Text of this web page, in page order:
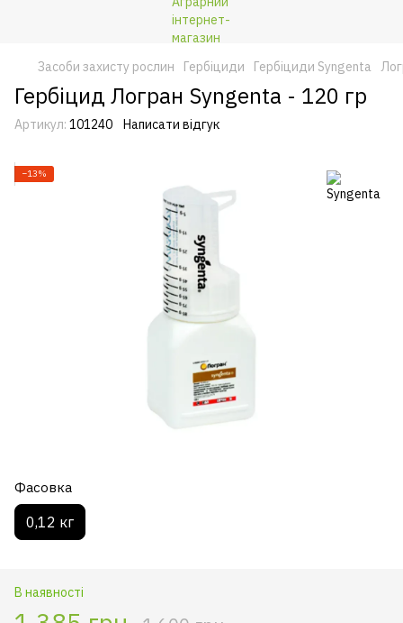
Засоби захисту рослин Гербіциди Гербіциди Syngenta
Гербіцид Логран Syngenta - 120 гр
Артикул: 101240 Написати відгук
−13%
Фасовка
0,12 кг
В наявності